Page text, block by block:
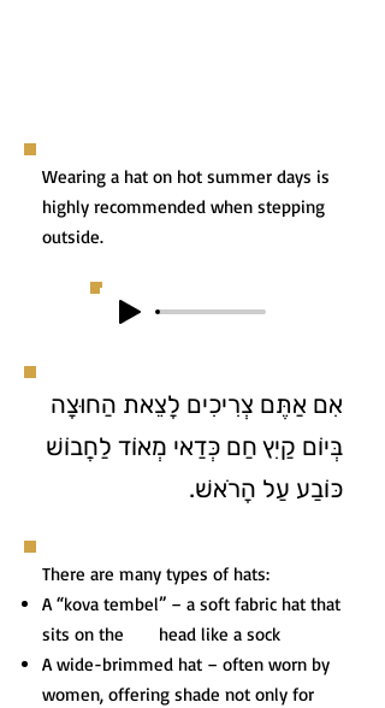
Wearing a hat on hot summer days is
highly recommended when stepping
outside.
אִם אַתֶּם צְרִיכִים לָצֵאת הַחוּצָה
בְּיוֹם קַיִץ חַם כְּדַאי מְאוֹד לַחֲבוֹשׁ
כּוֹבַע עַל הָרֹאשׁ.
There are many types of hats:
A “kova tembel” – a soft fabric hat that
sits on the head like a sock
A wide-brimmed hat – often worn by
women, offering shade not only for